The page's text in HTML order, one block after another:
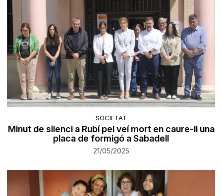
SOCIETAT
Minut de silenci a Rubí pel veí mort en caure-li una
placa de formigó a Sabadell
21/05/2025